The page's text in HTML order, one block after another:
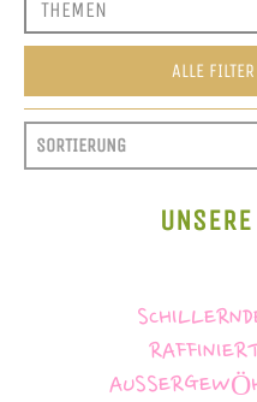
ALLE
SORTIEREN
SORT CONTENT
SORT CONTENT